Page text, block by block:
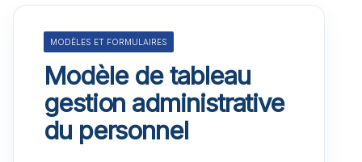
MODÈLES ET FORMULAIRES
Modèle de tableau
gestion administrative
du personnel